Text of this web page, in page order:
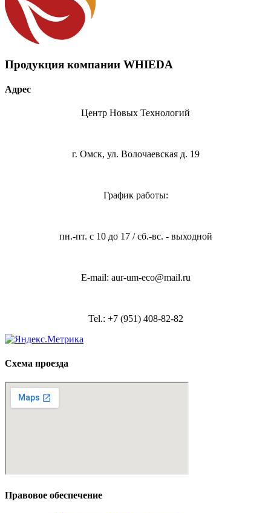
Продукция компании WHIEDA
Адрес
Центр Новых Технологий
г. Омск, ул. Волочаевская д. 19
График работы:
пн.-пт. с 10 до 17 / сб.-вс. - выходной
E-mail: aur-um-eco@mail.ru
Tel.: +7 (951) 408-82-82
Схема проезда
Правовое обеспечение